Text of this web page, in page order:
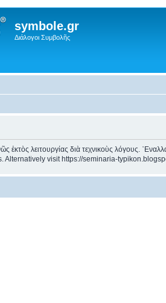
symbole.gr
Διάλογοι Συμβολῆς
ἐκτὸς λειτουργίας διὰ τεχνικοὺς λόγους.
Alternatively visit https://seminaria-